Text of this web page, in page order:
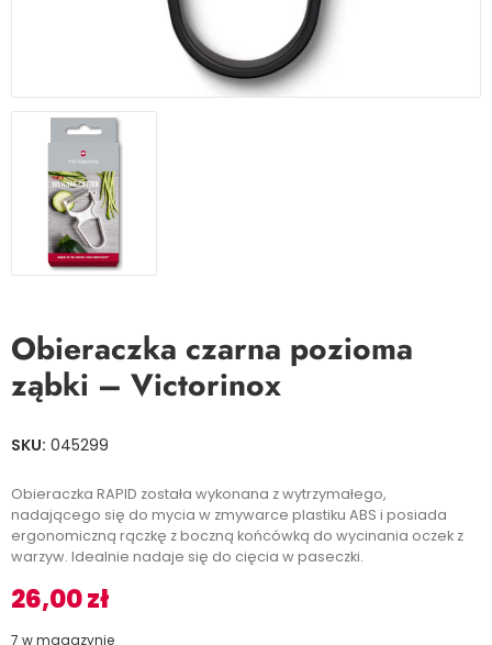
Obieraczka czarna pozioma
ząbki – Victorinox
SKU: 045299
Obieraczka RAPID została wykonana z wytrzymałego,
nadającego się do mycia w zmywarce plastiku ABS i posiada
ergonomiczną rączkę z boczną końcówką do wycinania oczek z
warzyw. Idealnie nadaje się do cięcia w paseczki.
26,00zł
7 w magazynie